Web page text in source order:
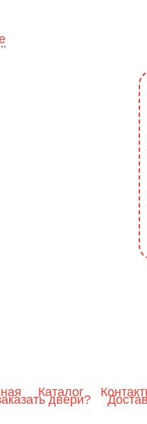
Каталог
двери?